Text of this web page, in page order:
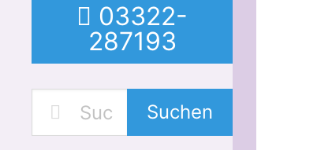
03322-
287193
Suchen